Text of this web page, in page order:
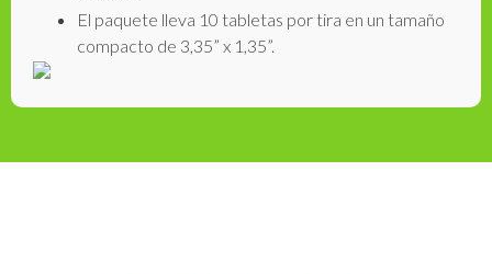
El paquete lleva 10 tabletas por tira en un tamaño
compacto de 3,35” x 1,35”.